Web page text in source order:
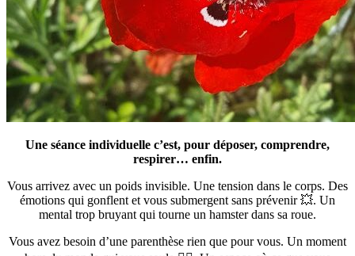
Une séance individuelle c’est, pour déposer, comprendre,
respirer… enfin.
Vous arrivez avec un poids invisible. Une tension dans le corps. Des
émotions qui gonflent et vous submergent sans prévenir 💥. Un
mental trop bruyant qui tourne un hamster dans sa roue.
Vous avez besoin d’une parenthèse rien que pour vous. Un moment